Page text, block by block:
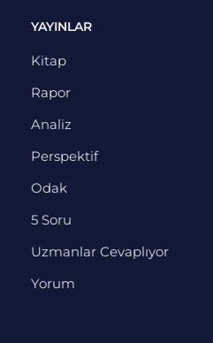
YAYINLAR
Kitap
Rapor
Analiz
Perspektif
Odak
5 Soru
Uzmanlar Cevaplıyor
Yorum